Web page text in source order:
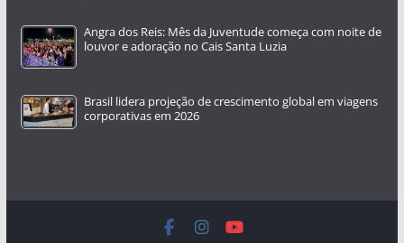
Angra dos Reis: Mês da Juventude começa com noite de
louvor e adoração no Cais Santa Luzia
Brasil lidera projeção de crescimento global em viagens
corporativas em 2026